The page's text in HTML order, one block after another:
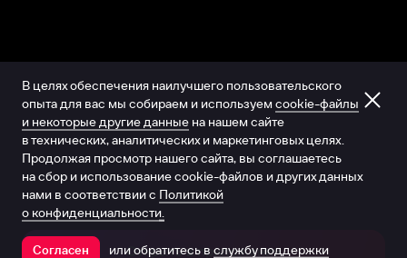
Открыть в приложении
В целях обеспечения наилучшего пользовательского
опыта для вас мы собираем и используем cookie-файлы
и некоторые другие данные на нашем сайте
в технических, аналитических и маркетинговых целях.
Продолжая просмотр нашего сайта, вы соглашаетесь
на сбор и использование cookie-файлов и других данных
нами в соответствии с Политикой
о конфиденциальности.
Согласен или обратитесь в службу поддержки